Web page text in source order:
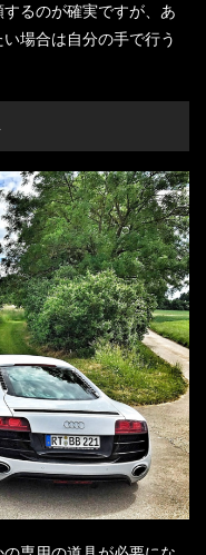
るのが確実ですが、あ
場合は自分の手で行う